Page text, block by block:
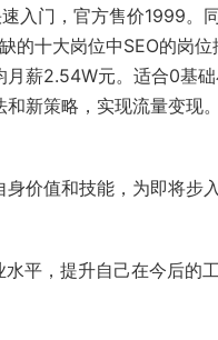
入门，官方售价1999。
的十大岗位中SEO的岗
薪2.54W元。适合0基
新策略，实现流量变现。
价值和技能，为即将步
平，提升自己在今后的工